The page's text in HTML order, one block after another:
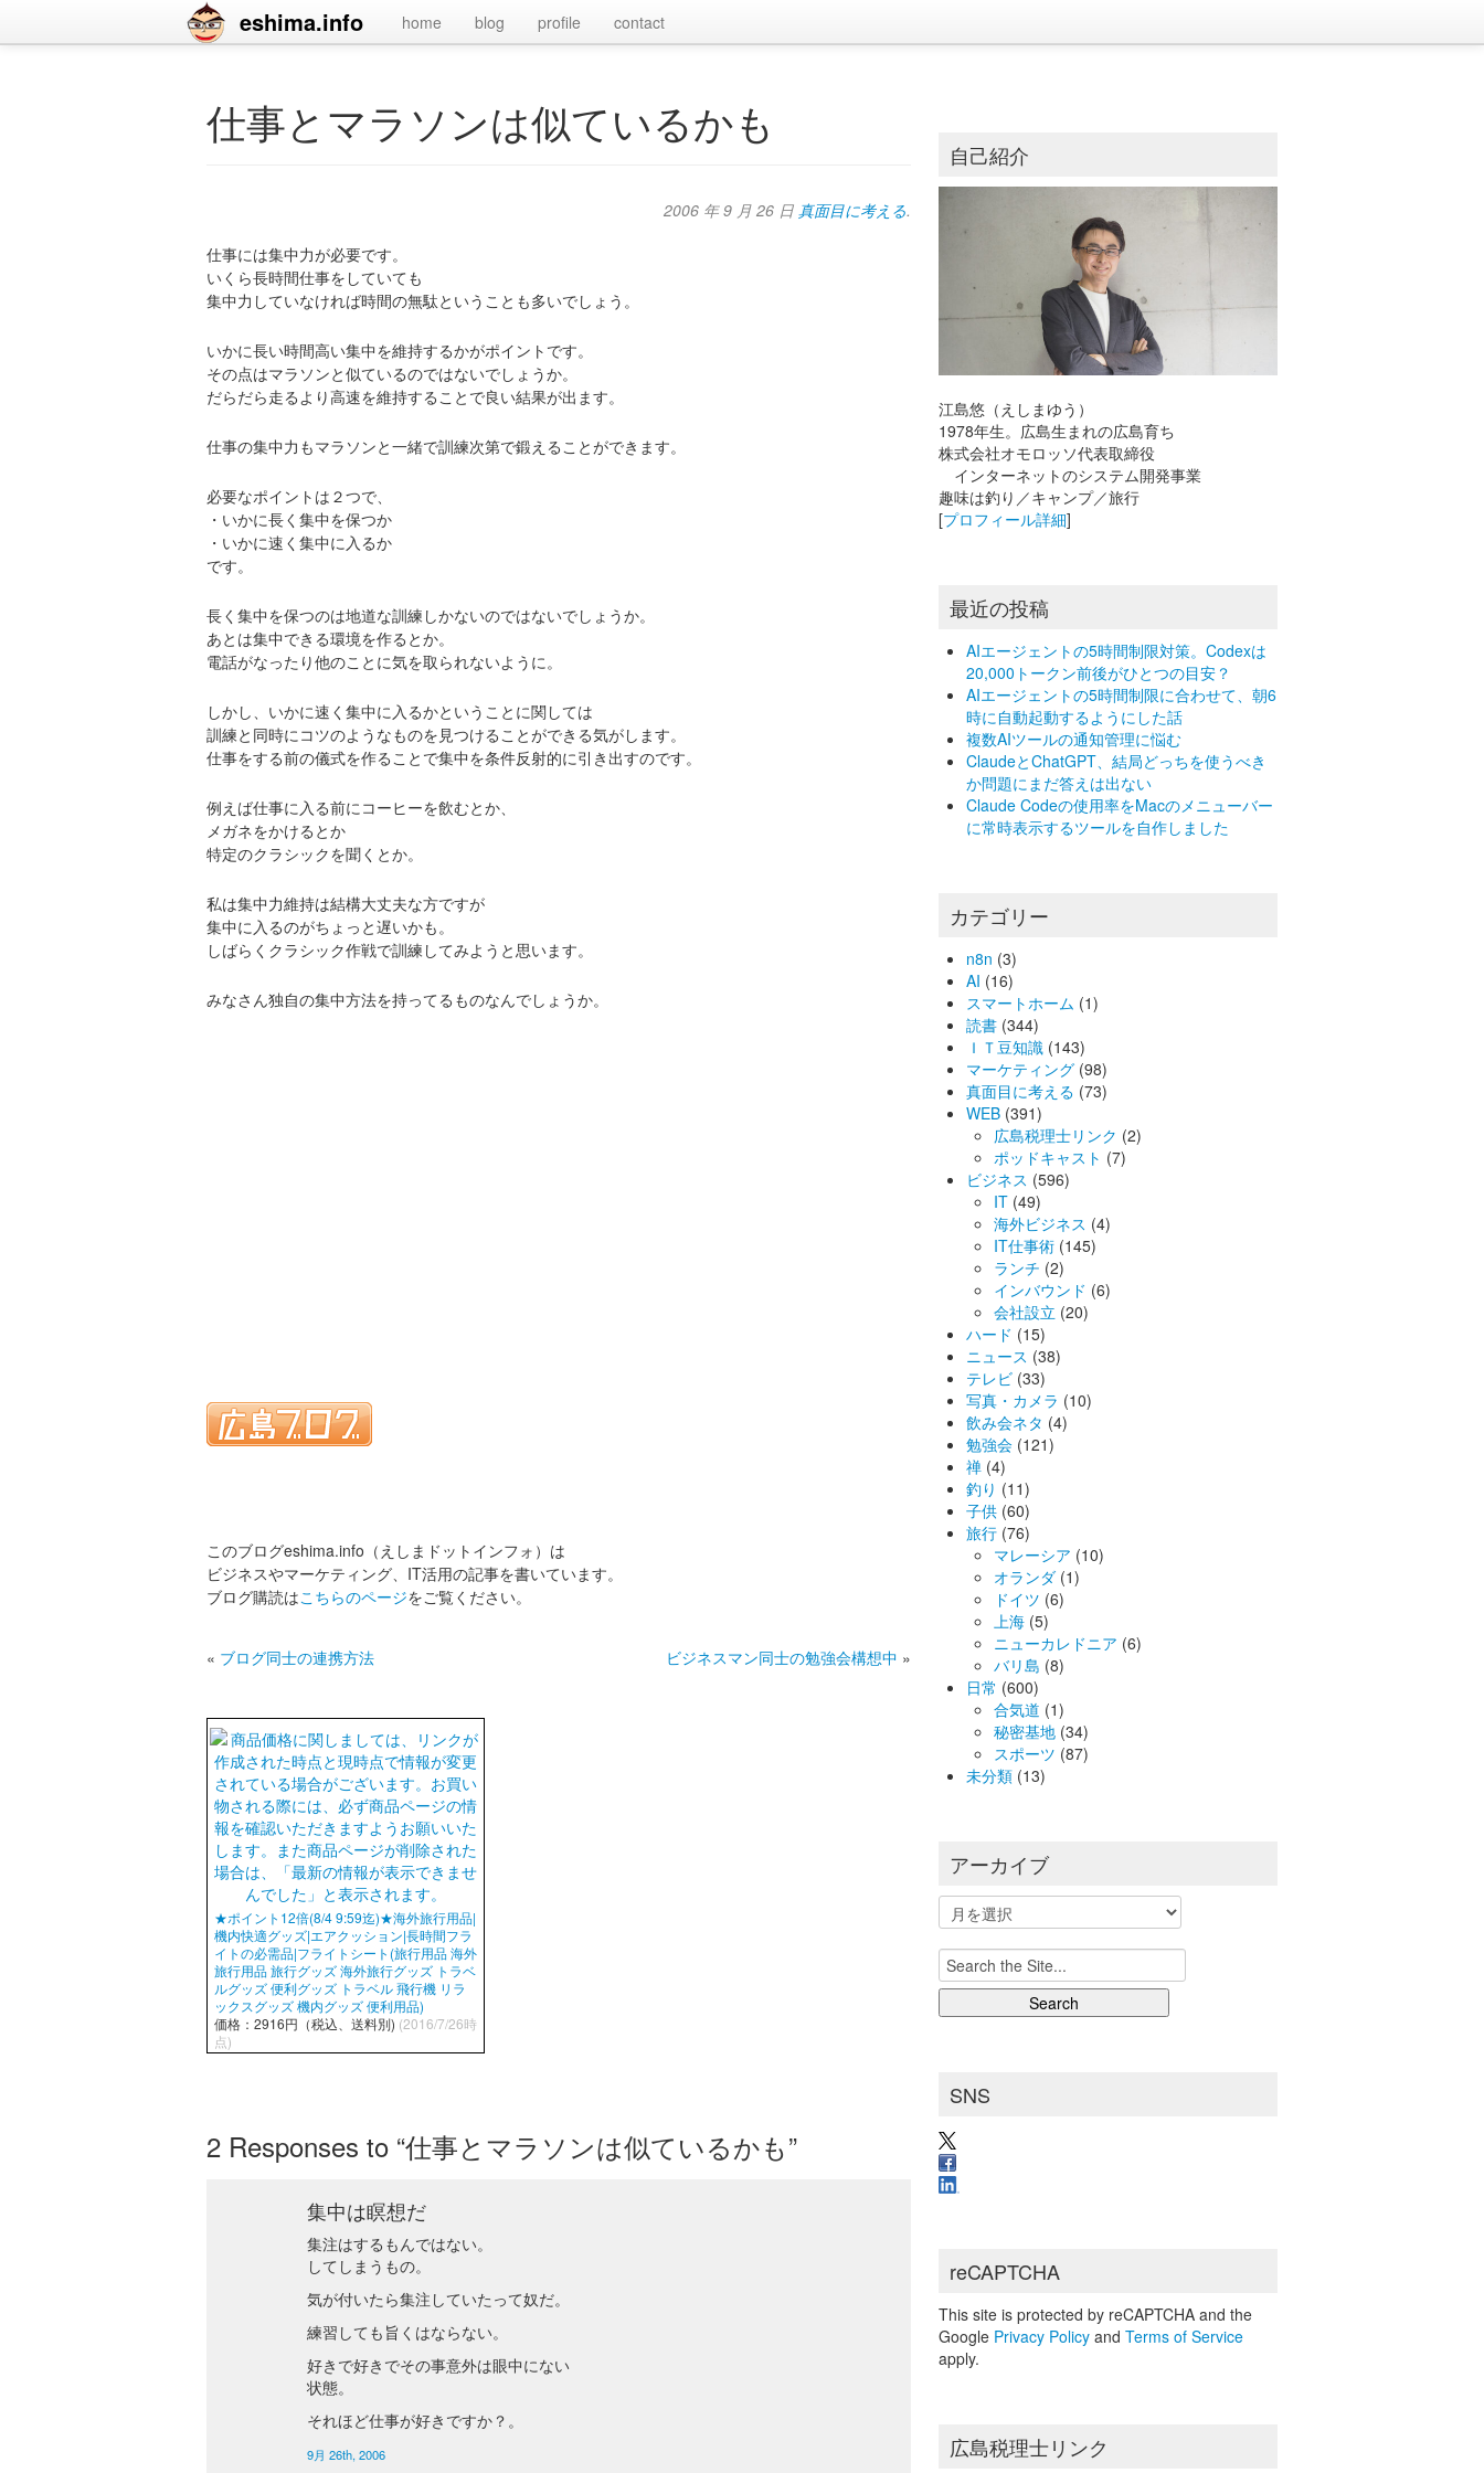
eshima.info home blog profile contact
仕事とマラソンは似ているかも
2006 年 9 月 26 日 真面目に考える.
仕事には集中力が必要です。
いくら長時間仕事をしていても
集中力していなければ時間の無駄ということも多いでしょう。
いかに長い時間高い集中を維持するかがポイントです。
その点はマラソンと似ているのではないでしょうか。
だらだら走るより高速を維持することで良い結果が出ます。
仕事の集中力もマラソンと一緒で訓練次第で鍛えることができます。
必要なポイントは２つで、
・いかに長く集中を保つか
・いかに速く集中に入るか
です。
長く集中を保つのは地道な訓練しかないのではないでしょうか。
あとは集中できる環境を作るとか。
電話がなったり他のことに気を取られないように。
しかし、いかに速く集中に入るかということに関しては
訓練と同時にコツのようなものを見つけることができる気がします。
仕事をする前の儀式を作ることで集中を条件反射的に引き出すのです。
例えば仕事に入る前にコーヒーを飲むとか、
メガネをかけるとか
特定のクラシックを聞くとか。
私は集中力維持は結構大丈夫な方ですが
集中に入るのがちょっと遅いかも。
しばらくクラシック作戦で訓練してみようと思います。
みなさん独自の集中方法を持ってるものなんでしょうか。
このブログeshima.info（えしまドットインフォ）は
ビジネスやマーケティング、IT活用の記事を書いています。
ブログ購読はこちらのページをご覧ください。
« ブログ同士の連携方法 ビジネスマン同士の勉強会構想中 »
★ポイント12倍(8/4 9:59迄)★海外旅行用品|
機内快適グッズ|エアクッション|長時間フラ
イトの必需品|フライトシート(旅行用品 海外
旅行用品 旅行グッズ 海外旅行グッズ トラベ
ルグッズ 便利グッズ トラベル 飛行機 リラ
ックスグッズ 機内グッズ 便利用品)
価格：2916円（税込、送料別) (2016/7/26時
点)
2 Responses to “仕事とマラソンは似ているかも”
集中は瞑想だ
集注はするもんではない。
してしまうもの。
気が付いたら集注していたって奴だ。
練習しても旨くはならない。
好きで好きでその事意外は眼中にない
状態。
それほど仕事が好きですか？。
9月 26th, 2006
自己紹介
江島悠（えしまゆう）
1978年生。広島生まれの広島育ち
株式会社オモロッソ代表取締役
インターネットのシステム開発事業
趣味は釣り／キャンプ／旅行
[プロフィール詳細]
最近の投稿
AIエージェントの5時間制限対策。Codexは
20,000トークン前後がひとつの目安？
AIエージェントの5時間制限に合わせて、朝6
時に自動起動するようにした話
複数AIツールの通知管理に悩む
ClaudeとChatGPT、結局どっちを使うべき
か問題にまだ答えは出ない
Claude Codeの使用率をMacのメニューバー
に常時表示するツールを自作しました
カテゴリー
n8n (3)
AI (16)
スマートホーム (1)
読書 (344)
ＩＴ豆知識 (143)
マーケティング (98)
真面目に考える (73)
WEB (391)
広島税理士リンク (2)
ポッドキャスト (7)
ビジネス (596)
IT (49)
海外ビジネス (4)
IT仕事術 (145)
ランチ (2)
インバウンド (6)
会社設立 (20)
ハード (15)
ニュース (38)
テレビ (33)
写真・カメラ (10)
飲み会ネタ (4)
勉強会 (121)
禅 (4)
釣り (11)
子供 (60)
旅行 (76)
マレーシア (10)
オランダ (1)
ドイツ (6)
上海 (5)
ニューカレドニア (6)
バリ島 (8)
日常 (600)
合気道 (1)
秘密基地 (34)
スポーツ (87)
未分類 (13)
アーカイブ
ー
カ
イ
ブ
Search
for:
SNS
reCAPTCHA
This site is protected by reCAPTCHA and the
Google Privacy Policy andTerms of Service
apply.
広島税理士リンク